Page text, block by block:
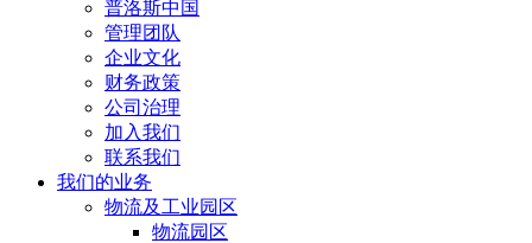
普洛斯中国
管理团队
企业文化
财务政策
公司治理
加入我们
联系我们
我们的业务
物流及工业园区
物流园区